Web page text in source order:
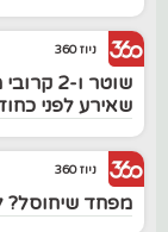
ניוז 360
שוטר
שאירע לפני
ניוז 360
מפחד שיחוסל?